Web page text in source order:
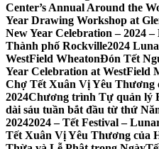
Center’s Annual Around the
Year Drawing Workshop at
New Year Celebration – 2024
Thành phố Rockville2024
WestField WheatonĐón Tết
Year Celebration at WestField
Chợ Tết Xuân Vị Yêu
2024Chương trình Tự quản lý
dài sáu tuần bắt đầu từ thứ
20242024 – Tết Festival –
Tết Xuân Vị Yêu Thương của